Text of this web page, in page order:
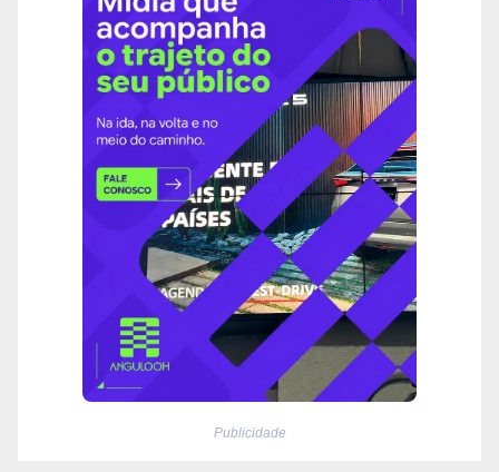
Publicidade